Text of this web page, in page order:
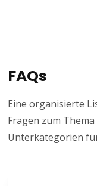
FAQs
Eine organisierte
Fragen zum
Unterkategorien